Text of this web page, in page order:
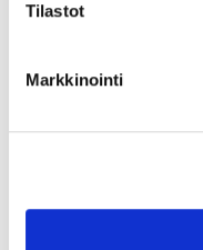
Tilastot
Markkinointi